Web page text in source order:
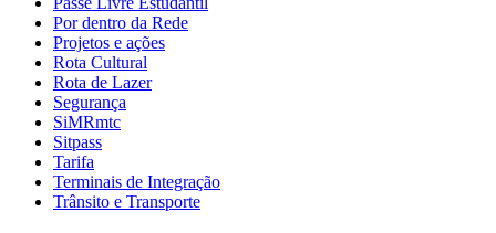
Por dentro da Rede
Projetos e ações
Rota Cultural
Rota de Lazer
Segurança
SiMRmtc
Sitpass
Tarifa
Terminais de Integração
Trânsito e Transporte